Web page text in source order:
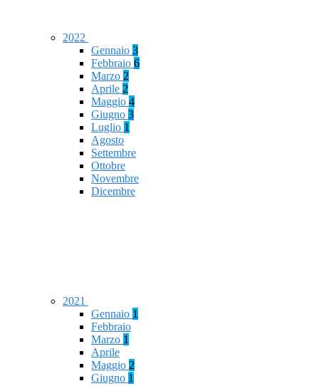
2022
Gennaio 3
Febbraio 6
Marzo 2
Aprile 2
Maggio 4
Giugno 3
Luglio 1
Agosto
Settembre
Ottobre
Novembre
Dicembre
2021
Gennaio 1
Febbraio
Marzo 1
Aprile
Maggio 2
Giugno 1